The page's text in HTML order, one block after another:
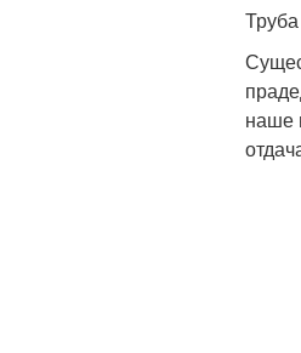
наше